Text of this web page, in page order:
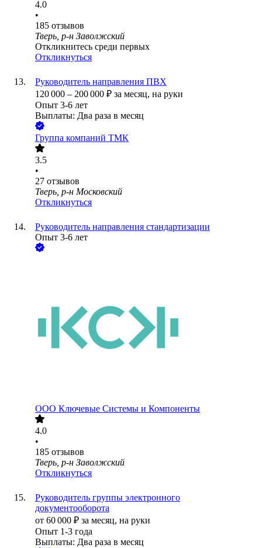
4.0
•
185 отзывов
Тверь, р-н Заволжский
Откликнитесь среди первых
Откликнуться
Руководитель направления ПВХ
120 000 – 200 000 ₽ за месяц, на руки
Опыт 3-6 лет
Выплаты: Два раза в месяц
Группа компаний ТМК
3.5
•
27 отзывов
Тверь, р-н Московский
Откликнуться
Руководитель направления стандартизации
Опыт 3-6 лет
ООО Ключевые Системы и Компоненты
4.0
•
185 отзывов
Тверь, р-н Заволжский
Откликнуться
Руководитель группы электронного
документооборота
от 60 000 ₽ за месяц, на руки
Опыт 1-3 года
Выплаты: Два раза в месяц